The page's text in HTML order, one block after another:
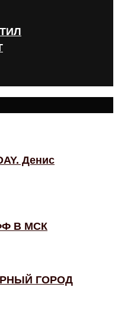
Денис
В МСК
ГОРОД